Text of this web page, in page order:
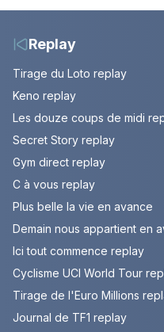
Replay
Tirage du Loto replay
Keno replay
Les douze coups de midi
Secret Story replay
Gym direct replay
C à vous replay
Plus belle la vie en avance
Demain nous appartient en
Ici tout commence replay
Cyclisme UCI World Tour
Tirage de l'Euro Millions
Journal de TF1 replay